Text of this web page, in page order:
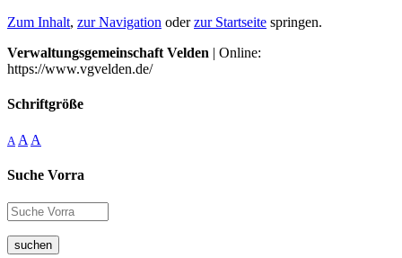
Zum Inhalt, zur Navigation oderzur Startseite springen.
Verwaltungsgemeinschaft Velden | Online:
https://www.vgvelden.de/
Schriftgröße
A A A
Suche Vorra
suchen